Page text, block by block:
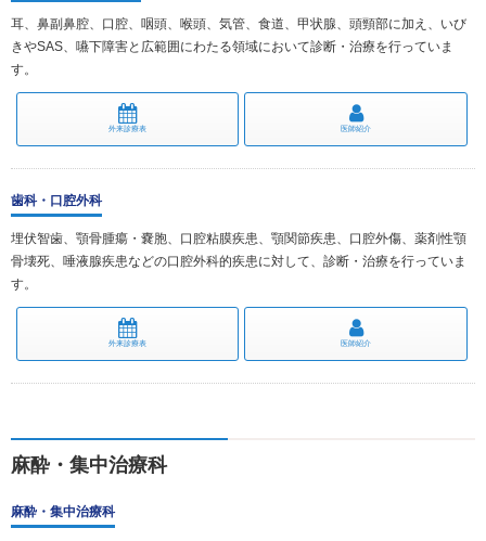
耳、鼻副鼻腔、口腔、咽頭、喉頭、気管、食道、甲状腺、頭頸部に加え、いび
きやSAS、嚥下障害と広範囲にわたる領域において診断・治療を行っていま
す。
外来診療表 医師紹介
歯科・口腔外科
埋伏智歯、顎骨腫瘍・嚢胞、口腔粘膜疾患、顎関節疾患、口腔外傷、薬剤性顎
⾻壊死、唾液腺疾患などの⼝腔外科的疾患に対して、診断・治療を⾏っていま
す。
外来診療表 医師紹介
麻酔・集中治療科
麻酔・集中治療科